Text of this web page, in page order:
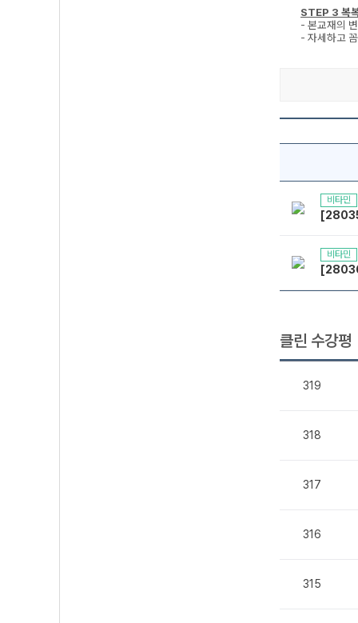
STEP 3 복
- 본교재의
- 자세하고
비타민
비타민
클린 수강평
319
318
317
316
315